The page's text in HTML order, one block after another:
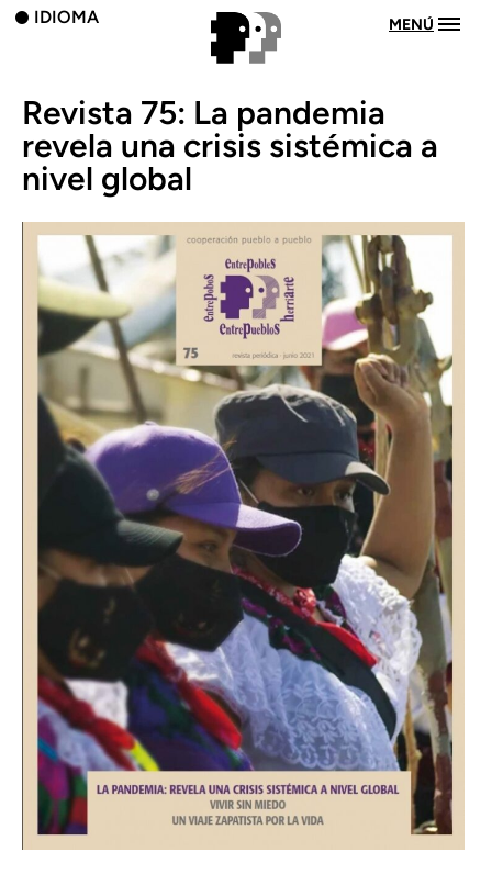
IDIOMA MENÚ
Revista 75: La pandemia
revela una crisis sistémica a
nivel global